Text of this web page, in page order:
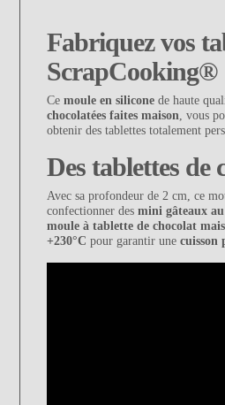
Fabriquez vos
ScrapCooking®
Ce moule en silicone de haute
chocolatées faites maison , vous
obtenir des tablettes totalement
Des tablettes de
Avec sa profondeur de 2 cm, ce
confectionner des mini gâteaux
moule à tablette de chocolat
+230°C pour garantir une cuisson